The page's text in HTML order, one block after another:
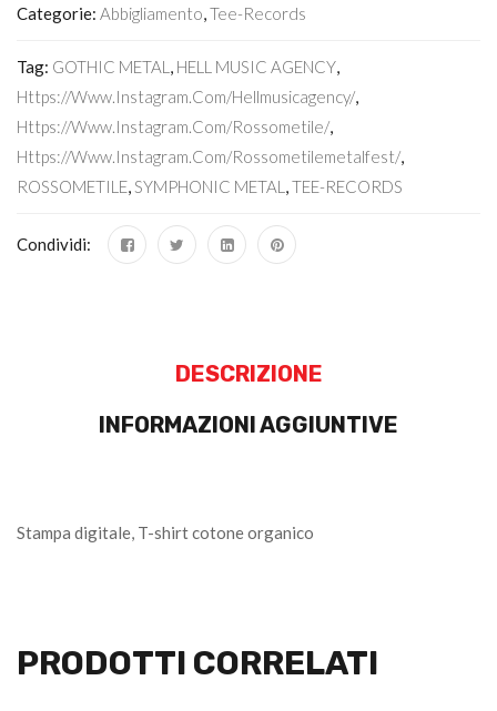
Categorie: Abbigliamento,Tee-Records
Tag: GOTHIC METAL , HELL MUSIC AGENCY,
Https://www.instagram.com/hellmusicagency/,
Https://www.instagram.com/rossometile/,
Https://www.instagram.com/rossometilemetalfest/,
ROSSOMETILE,SYMPHONIC METAL ,TEE-RECORDS
Condividi:
DESCRIZIONE
INFORMAZIONI AGGIUNTIVE
Stampa digitale, T-shirt cotone organico
PRODOTTI CORRELATI